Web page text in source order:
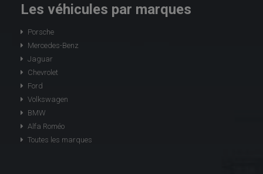
Les véhicules par marques
Porsche
Mercedes-Benz
Jaguar
Chevrolet
Ford
Volkswagen
BMW
Alfa Roméo
Toutes les marques